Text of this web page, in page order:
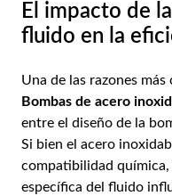
El impacto de
fluido en la
Una de las razones
Bombas de acero
entre el diseño de la
Si bien el acero
compatibilidad química,
específica del fluido